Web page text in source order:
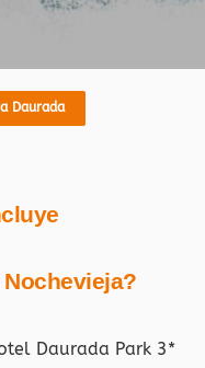
Daurada
Daurada Park 3*